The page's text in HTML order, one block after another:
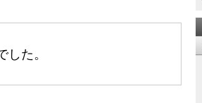
た。